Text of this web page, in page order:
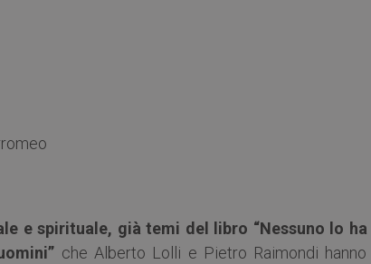
e spirituale, già temi del libro “Nessuno lo ha
che Alberto Lolli e Pietro Raimondi hanno